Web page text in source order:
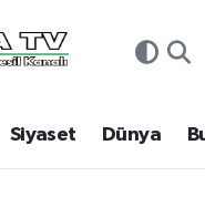
Siyaset Dünya